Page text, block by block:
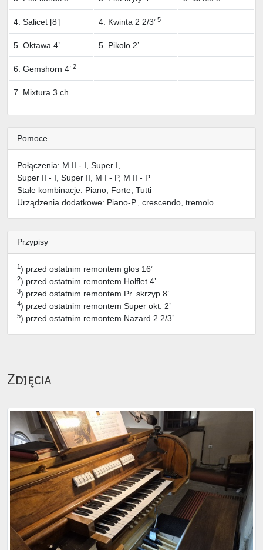
4. Salicet [8’] 4. Kwinta 2 2/3’ 5
5. Oktawa 4’ 5. Pikolo 2’
6. Gemshorn 4’ 2
7. Mixtura 3 ch.
Pomoce
Połączenia: M II - I, Super I,
Super II - I, Super II, M I - P, M II - P
Stałe kombinacje: Piano, Forte, Tutti
Urządzenia dodatkowe: Piano-P., crescendo, tremolo
Przypisy
1) przed ostatnim remontem głos 16’
2) przed ostatnim remontem Holflet 4’
3) przed ostatnim remontem Pr. skrzyp 8’
4) przed ostatnim remontem Super okt. 2’
5) przed ostatnim remontem Nazard 2 2/3’
Zdjęcia